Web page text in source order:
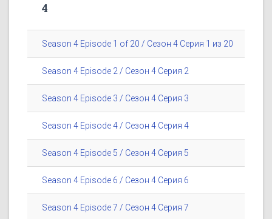
4
Season 4 Episode 1 of 20 / Сезон 4 Серия 1 из 20
Season 4 Episode 2 / Сезон 4 Серия 2
Season 4 Episode 3 / Сезон 4 Серия 3
Season 4 Episode 4 / Сезон 4 Серия 4
Season 4 Episode 5 / Сезон 4 Серия 5
Season 4 Episode 6 / Сезон 4 Серия 6
Season 4 Episode 7 / Сезон 4 Серия 7